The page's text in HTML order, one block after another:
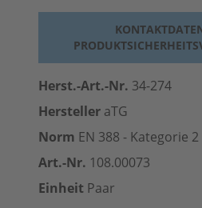
Herst.-Art.-Nr. 34-274
Hersteller aTG
Norm EN 388 - Kategorie 2
Art.-Nr. 108.00073
Einheit Paar